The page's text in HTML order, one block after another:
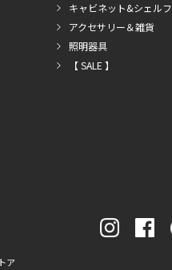
キャビネット&シェルフ
アクセサリー＆雑貨
照明器具
【 SALE 】
ア